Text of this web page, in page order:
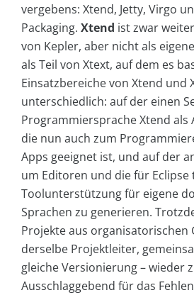
vergebens: Xtend, Jetty, Virgo
Packaging. Xtend ist zwar
von Kepler, aber nicht als
als Teil von Xtext, auf dem es
Einsatzbereiche von Xtend und
unterschiedlich: auf der einen
Programmiersprache Xtend als
die nun auch zum
Apps geeignet ist, und auf der
um Editoren und die für Eclipse
Toolunterstützung für eigene
Sprachen zu generieren.
Projekte aus organisatorischen
derselbe Projektleiter,
gleiche Versionierung – wieder
Ausschlaggebend für das